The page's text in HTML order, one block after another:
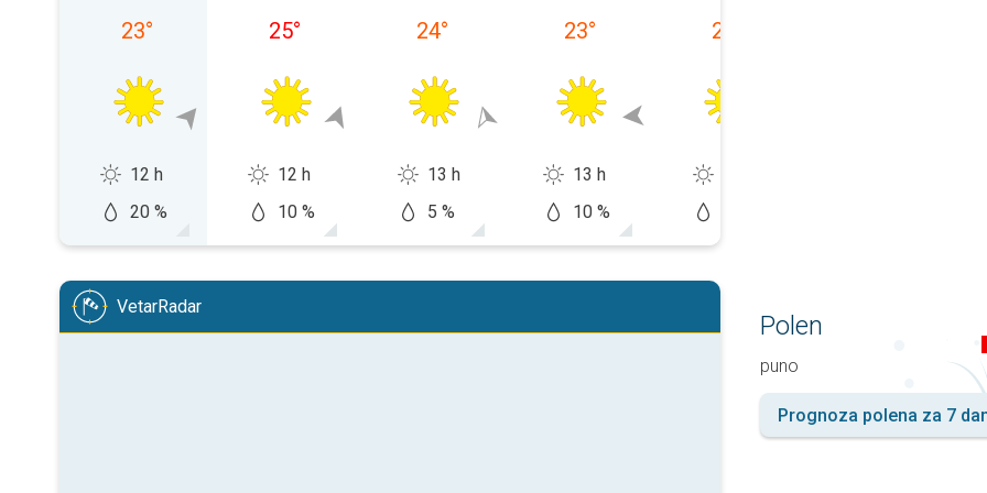
23°
12 h
20 %
25°
12 h
10 %
24°
13 h
5 %
23°
13 h
10 %
24
VetarRadar
Polen
puno
Prognoza polena za 7